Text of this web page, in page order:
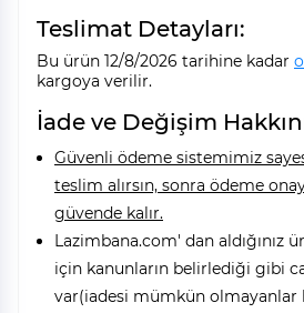
Teslimat Detayları:
Bu ürün 12/8/2026 tarihine kadar
kargoya verilir.
İade ve Değişim
Güvenli ödeme sistemimiz
teslim alırsın, sonra ödeme
güvende kalır.
Lazimbana.com' dan aldığınız
için kanunların belirlediği gibi
var(iadesi mümkün olmayanlar